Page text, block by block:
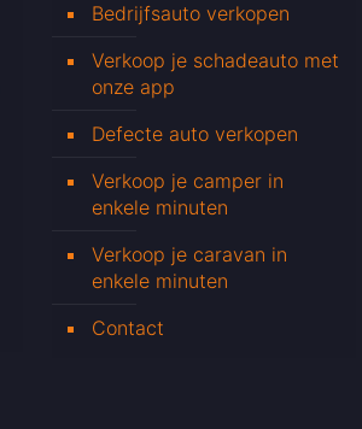
Bedrijfsauto verkopen
Verkoop je schadeauto met
onze app
Defecte auto verkopen
Verkoop je camper in
enkele minuten
Verkoop je caravan in
enkele minuten
Contact